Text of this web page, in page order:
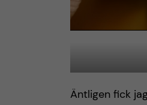
Äntligen fick